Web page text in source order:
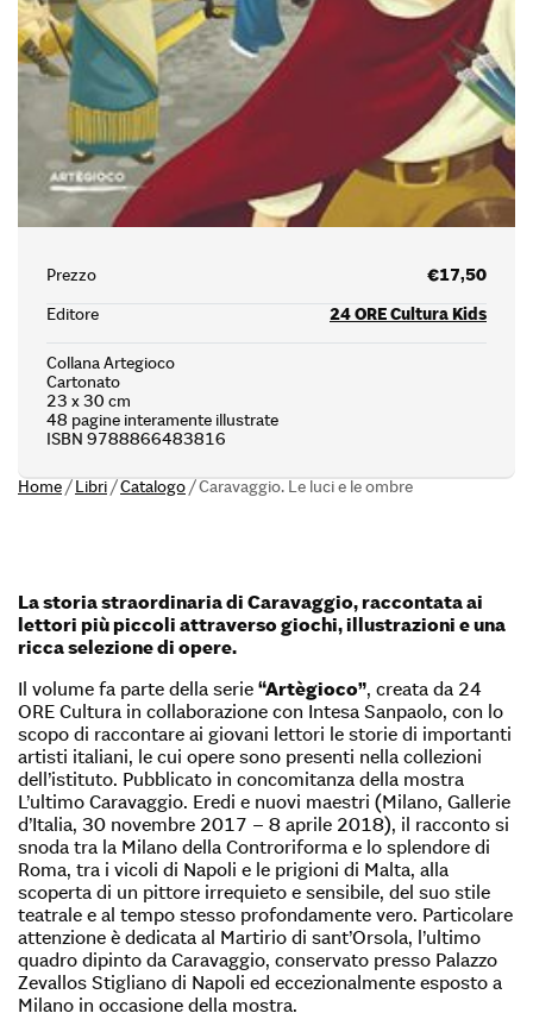
Prezzo
€17,50
Editore
24 ORE Cultura Kids
Collana Artegioco
Cartonato
23 x 30 cm
48 pagine interamente illustrate
ISBN 9788866483816
Home/Libri/Catalogo/Caravaggio. Le luci e le ombre
La storia straordinaria di Caravaggio, raccontata ai
lettori più piccoli attraverso giochi, illustrazioni e una
ricca selezione di opere.
Il volume fa parte della serie “Artègioco”, creata da 24
ORE Cultura in collaborazione con Intesa Sanpaolo, con lo
scopo di raccontare ai giovani lettori le storie di importanti
artisti italiani, le cui opere sono presenti nella collezioni
dell’istituto. Pubblicato in concomitanza della mostra
L’ultimo Caravaggio. Eredi e nuovi maestri (Milano, Gallerie
d’Italia, 30 novembre 2017 – 8 aprile 2018), il racconto si
snoda tra la Milano della Controriforma e lo splendore di
Roma, tra i vicoli di Napoli e le prigioni di Malta, alla
scoperta di un pittore irrequieto e sensibile, del suo stile
teatrale e al tempo stesso profondamente vero. Particolare
attenzione è dedicata al Martirio di sant’Orsola, l’ultimo
quadro dipinto da Caravaggio, conservato presso Palazzo
Zevallos Stigliano di Napoli ed eccezionalmente esposto a
Milano in occasione della mostra.